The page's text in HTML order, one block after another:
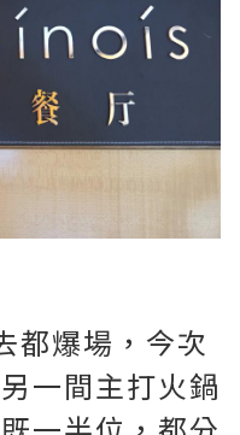
都爆場，今次
一間主打火鍋